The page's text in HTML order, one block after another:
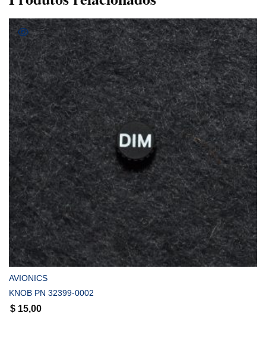
COMPRAR
AVIONICS
KNOB PN 32399-0002
$ 15,00